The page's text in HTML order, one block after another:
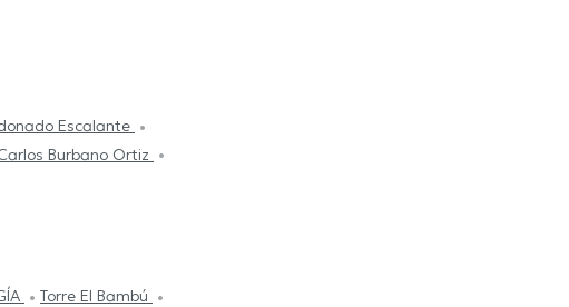
Escalante
Burbano Ortiz
Torre El Bambú